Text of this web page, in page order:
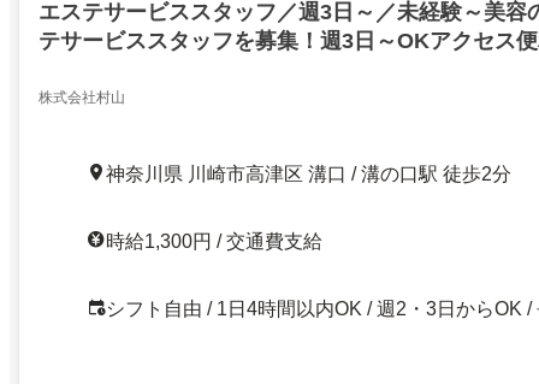
エステサービススタッフ／週3日～／未経験～美容
テサービススタッフを募集！週3日～OKアクセス
株式会社村山
神奈川県 川崎市高津区 溝口 / 溝の口駅 徒歩2分
時給1,300円 / 交通費支給
シフト自由 / 1日4時間以内OK / 週2・3日からOK /